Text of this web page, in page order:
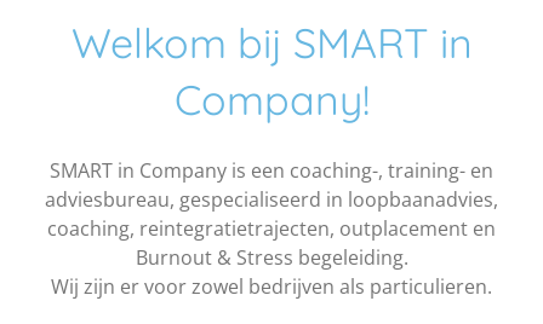
Welkom bij SMART in
Company!
SMART in Company is een coaching-, training- en
adviesbureau, gespecialiseerd in loopbaanadvies,
coaching, reintegratietrajecten, outplacement en
Burnout & Stress begeleiding.
Wij zijn er voor zowel bedrijven als particulieren.